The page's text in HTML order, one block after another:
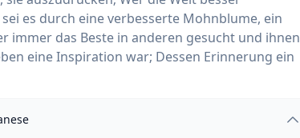
es durch eine verbesserte Mohnblume, ein
immer das Beste in anderen gesucht und ihnen
eine Inspiration war; Dessen Erinnerung ein